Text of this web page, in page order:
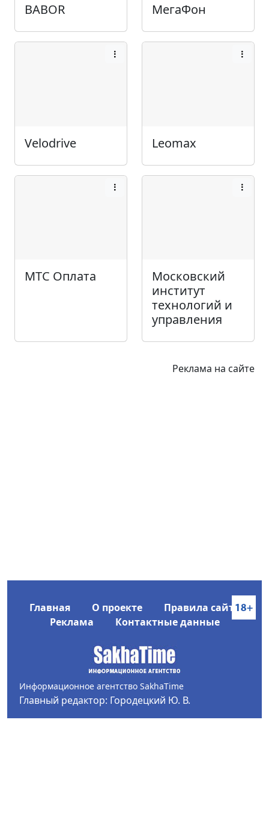
BABOR МегаФон
Velodrive Leomax
МТС Оплата
Московский
институт
технологий и
управления
Реклама на сайте
Главная О проекте
Правила сайта
Реклама
Контактные данные
Информационное агентство SakhaTime
Главный редактор: Городецкий Ю. В.